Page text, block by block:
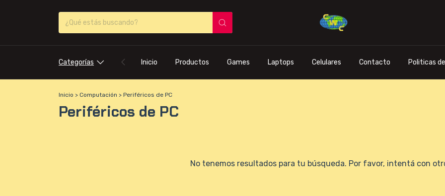
Categorías Inicio Productos Games Laptops Celulares Contacto Politicas
Inicio > Computación > Periféricos de PC
Periféricos de PC
No tenemos resultados para tu búsqueda. Por favor, intentá con